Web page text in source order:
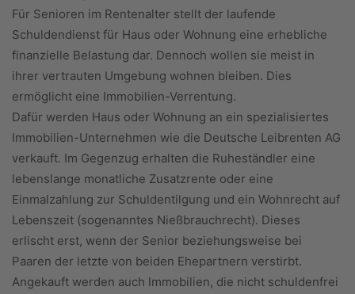
Für Senioren im Rentenalter stellt der laufende
Schuldendienst für Haus oder Wohnung eine erhebliche
finanzielle Belastung dar. Dennoch wollen sie meist in
ihrer vertrauten Umgebung wohnen bleiben. Dies
ermöglicht eine Immobilien-Verrentung.
Dafür werden Haus oder Wohnung an ein spezialisiertes
Immobilien-Unternehmen wie die Deutsche Leibrenten AG
verkauft. Im Gegenzug erhalten die Ruheständler eine
lebenslange monatliche Zusatzrente oder eine
Einmalzahlung zur Schuldentilgung und ein Wohnrecht auf
Lebenszeit (sogenanntes Nießbrauchrecht). Dieses
erlischt erst, wenn der Senior beziehungsweise bei
Paaren der letzte von beiden Ehepartnern verstirbt.
Angekauft werden auch Immobilien, die nicht schuldenfrei